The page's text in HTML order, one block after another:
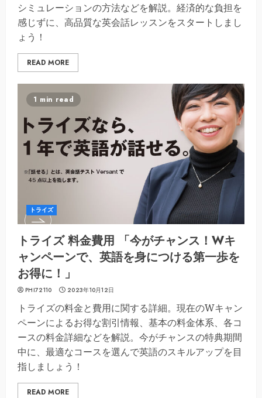
シミュレーションの方法などを解説。経済的な負担を
感じずに、高品質な英会話レッスンをスタートしまし
ょう！
READ MORE
1 min read
トライズ
トライズ 料金費用 「今がチャンス！Wキ
ャンペーンで、英語を身につける第一歩を
お得に！」
PHI72110 2023年10月12日
トライズの料金と費用に関する詳細。現在のWキャン
ペーンによるお得な割引情報、基本の料金体系、各コ
ースの料金詳細などを解説。今がチャンスの特典期間
中に、最適なコースを選んで英語のスキルアップを目
指しましょう！
READ MORE